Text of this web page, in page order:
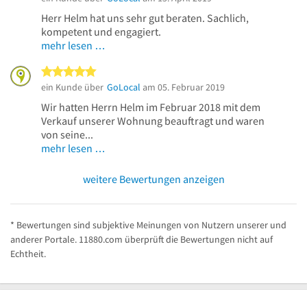
Herr Helm hat uns sehr gut beraten. Sachlich,
kompetent und engagiert.
mehr lesen …
ein Kunde über GoLocal am 05. Februar 2019
Wir hatten Herrn Helm im Februar 2018 mit dem
Verkauf unserer Wohnung beauftragt und waren
von seine...
mehr lesen …
weitere Bewertungen anzeigen
* Bewertungen sind subjektive Meinungen von Nutzern unserer und
anderer Portale. 11880.com überprüft die Bewertungen nicht auf
Echtheit.